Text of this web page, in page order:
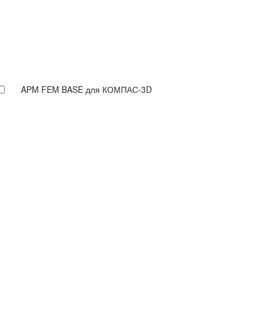
APM FEM BASE для КОМПАС-3D